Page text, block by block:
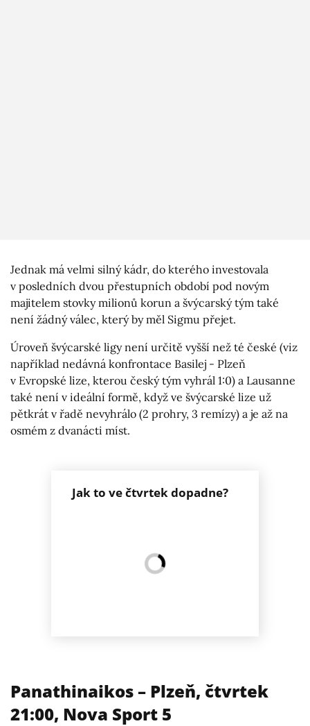
Jednak má velmi silný kádr, do kterého investovala
v posledních dvou přestupních období pod novým
majitelem stovky milionů korun a švýcarský tým také
není žádný válec, který by měl Sigmu přejet.
Úroveň švýcarské ligy není určitě vyšší než té české (viz
například nedávná konfrontace Basilej - Plzeň
v Evropské lize, kterou český tým vyhrál 1:0) a Lausanne
také není v ideální formě, když ve švýcarské lize už
pětkrát v řadě nevyhrálo (2 prohry, 3 remízy) a je až na
osmém z dvanácti míst.
Jak to ve čtvrtek dopadne?
Panathinaikos – Plzeň, čtvrtek
21:00, Nova Sport 5